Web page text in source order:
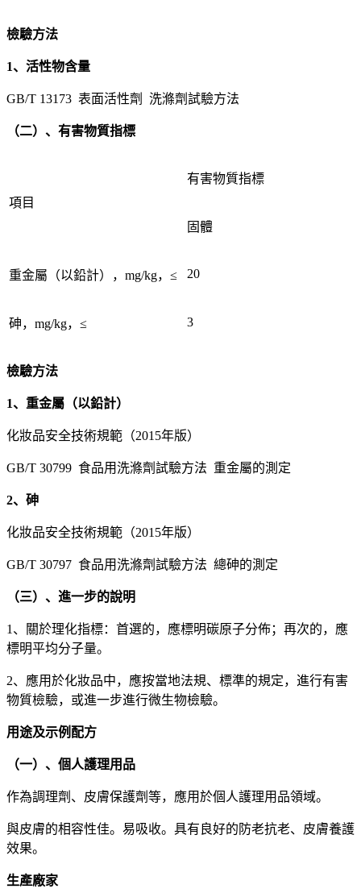
檢驗方法
1、活性物含量
GB/T 13173 表面活性劑 洗滌劑試驗方法
（二）、有害物質指標
項目
有害物質指標
固體
重金屬（以鉛計），mg/kg，≤ 20
砷，mg/kg，≤ 3
檢驗方法
1、重金屬（以鉛計）
化妝品安全技術規範（2015年版）
GB/T 30799 食品用洗滌劑試驗方法 重金屬的測定
2、砷
化妝品安全技術規範（2015年版）
GB/T 30797 食品用洗滌劑試驗方法 總砷的測定
（三）、進一步的說明
1、關於理化指標：首選的，應標明碳原子分佈；再次的，應
標明平均分子量。
2、應用於化妝品中，應按當地法規、標準的規定，進行有害
物質檢驗，或進一步進行微生物檢驗。
用途及示例配方
（一）、個人護理用品
作為調理劑、皮膚保護劑等，應用於個人護理用品領域。
與皮膚的相容性佳。易吸收。具有良好的防老抗老、皮膚養護
效果。
生產廠家